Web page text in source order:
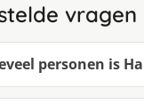
vragen
personen is